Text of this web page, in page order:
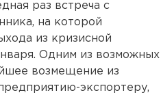
раз встреча с
на которой
из кризисной
Одним из возможных
возмещение из
экспортеру,